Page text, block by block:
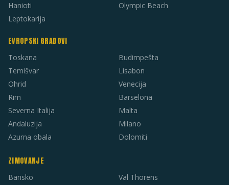
Hanioti
Leptokarija
Olympic Beach
EVROPSKI GRADOVI
Toskana
Temišvar
Ohrid
Rim
Severna Italija
Andaluzija
Azurna obala
Budimpešta
Lisabon
Venecija
Barselona
Malta
Milano
Dolomiti
ZIMOVANJE
Bansko
Val Thorens